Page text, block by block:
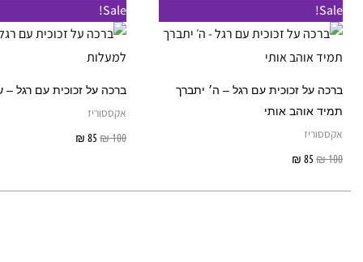
Sale!
ברכה על זכוכית עם רגל – ה׳ יתברך
תמיד אוהב אותי
אקססוריז
₪100
₪ 85
Sale!
ברכה על זכוכית עם רגל –
אקססוריז
₪100
₪ 85